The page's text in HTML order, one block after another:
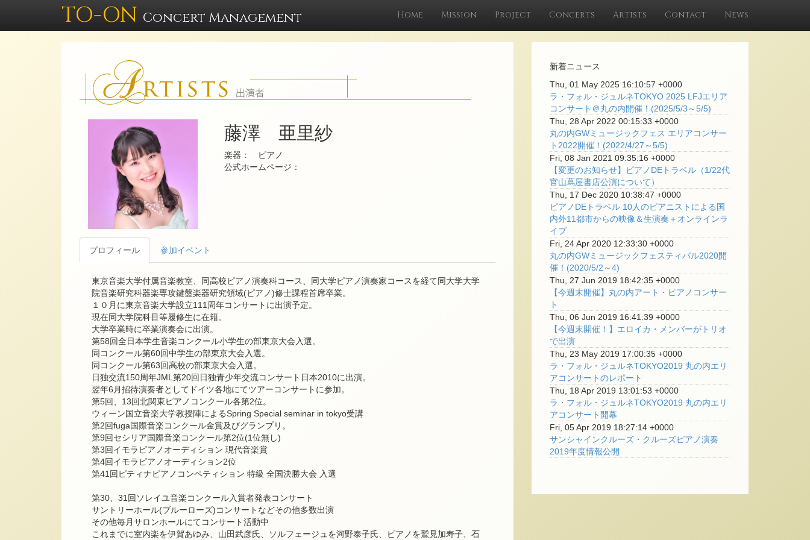
TO-ON Concert Management Home Mission Project Concerts Artists Contact News
藤澤 亜里紗
楽器： ピアノ
公式ホームページ：
プロフィール 参加イベント
東京音楽大学付属音楽教室、同高校ピアノ演奏科コース、同大学ピアノ演奏家コースを経て同大学大学
院音楽研究科器楽専攻鍵盤楽器研究領域(ピアノ)修士課程首席卒業。
１０月に東京音楽大学設立111周年コンサートに出演予定。
現在同大学院科目等履修生に在籍。
大学卒業時に卒業演奏会に出演。
第58回全日本学生音楽コンクール小学生の部東京大会入選。
同コンクール第60回中学生の部東京大会入選。
同コンクール第63回高校の部東京大会入選。
日独交流150周年JML第20回日独青少年交流コンサート日本2010に出演。
翌年6月招待演奏者としてドイツ各地にてツアーコンサートに参加。
第5回、13回北関東ピアノコンクール各第2位。
ウィーン国立音楽大学教授陣によるSpring Special seminar in tokyo受講
第2回fuga国際音楽コンクール金賞及びグランプリ。
第9回セシリア国際音楽コンクール第2位(1位無し)
第3回イモラピアノオーディション 現代音楽賞
第4回イモラピアノオーディション2位
第41回ピティナピアノコンペティション 特級 全国決勝大会 入選
第30、31回ソレイユ音楽コンクール入賞者発表コンサート
サントリーホール(ブルーローズ)コンサートなどその他多数出演
その他毎月サロンホールにてコンサート活動中
これまでに室内楽を伊賀あゆみ、山田武彦氏、ソルフェージュを河野泰子氏、ピアノを鷲見加寿子、石
新着ニュース
Thu, 01 May 2025 16:10:57 +0000
ラ・フォル・ジュルネTOKYO 2025 LFJエリア
コンサート＠丸の内開催！(2025/5/3～5/5)
Thu, 28 Apr 2022 00:15:33 +0000
丸の内GWミュージックフェス エリアコンサー
ト2022開催！(2022/4/27～5/5)
Fri, 08 Jan 2021 09:35:16 +0000
【変更のお知らせ】ピアノDEトラベル（1/22代
官山蔦屋書店公演について）
Thu, 17 Dec 2020 10:38:47 +0000
ピアノDEトラベル 10人のピアニストによる国
内外11都市からの映像＆生演奏＋オンラインラ
イブ
Fri, 24 Apr 2020 12:33:30 +0000
丸の内GWミュージックフェスティバル2020開
催！(2020/5/2～4)
Thu, 27 Jun 2019 18:42:35 +0000
【今週末開催】丸の内アート・ピアノコンサー
ト
Thu, 06 Jun 2019 16:41:39 +0000
【今週末開催！】エロイカ・メンバーがトリオ
で出演
Thu, 23 May 2019 17:00:35 +0000
ラ・フォル・ジュルネTOKYO2019 丸の内エリ
アコンサートのレポート
Thu, 18 Apr 2019 13:01:53 +0000
ラ・フォル・ジュルネTOKYO2019 丸の内エリ
アコンサート開幕
Fri, 05 Apr 2019 18:27:14 +0000
サンシャインクルーズ・クルーズピアノ演奏
2019年度情報公開